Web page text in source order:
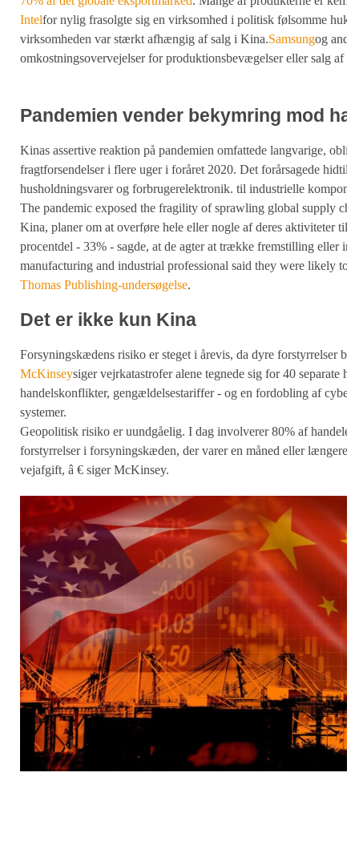
Intelfor nylig frasolgte sig en virksomhed i politisk følsomme
virksomheden var stærkt afhængig af salg i Kina.Samsungog
omkostningsovervejelser for produktionsbevægelser eller salg af
Pandemien vender bekymring mod
Kinas assertive reaktion på pandemien omfattede langvarige,
fragtforsendelser i flere uger i foråret 2020. Det forårsagede
husholdningsvarer og forbrugerelektronik. til industrielle
The pandemic exposed the fragility of sprawling global supply
Kina, planer om at overføre hele eller nogle af deres aktiviteter til
procentdel - 33% - sagde, at de agter at trække fremstilling eller
manufacturing and industrial professional said they were likely
Thomas Publishing-undersøgelse.
Det er ikke kun Kina
Forsyningskædens risiko er steget i årevis, da dyre forstyrrelser
McKinseysiger vejrkatastrofer alene tegnede sig for 40 separate
handelskonflikter, gengældelsestariffer - og en fordobling af
systemer.
Geopolitisk risiko er uundgåelig. I dag involverer 80% af
forstyrrelser i forsyningskæden, der varer en måned eller længere,
vejafgift, â € siger McKinsey.